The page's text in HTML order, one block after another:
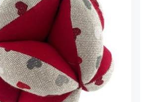
de préhension Coeur